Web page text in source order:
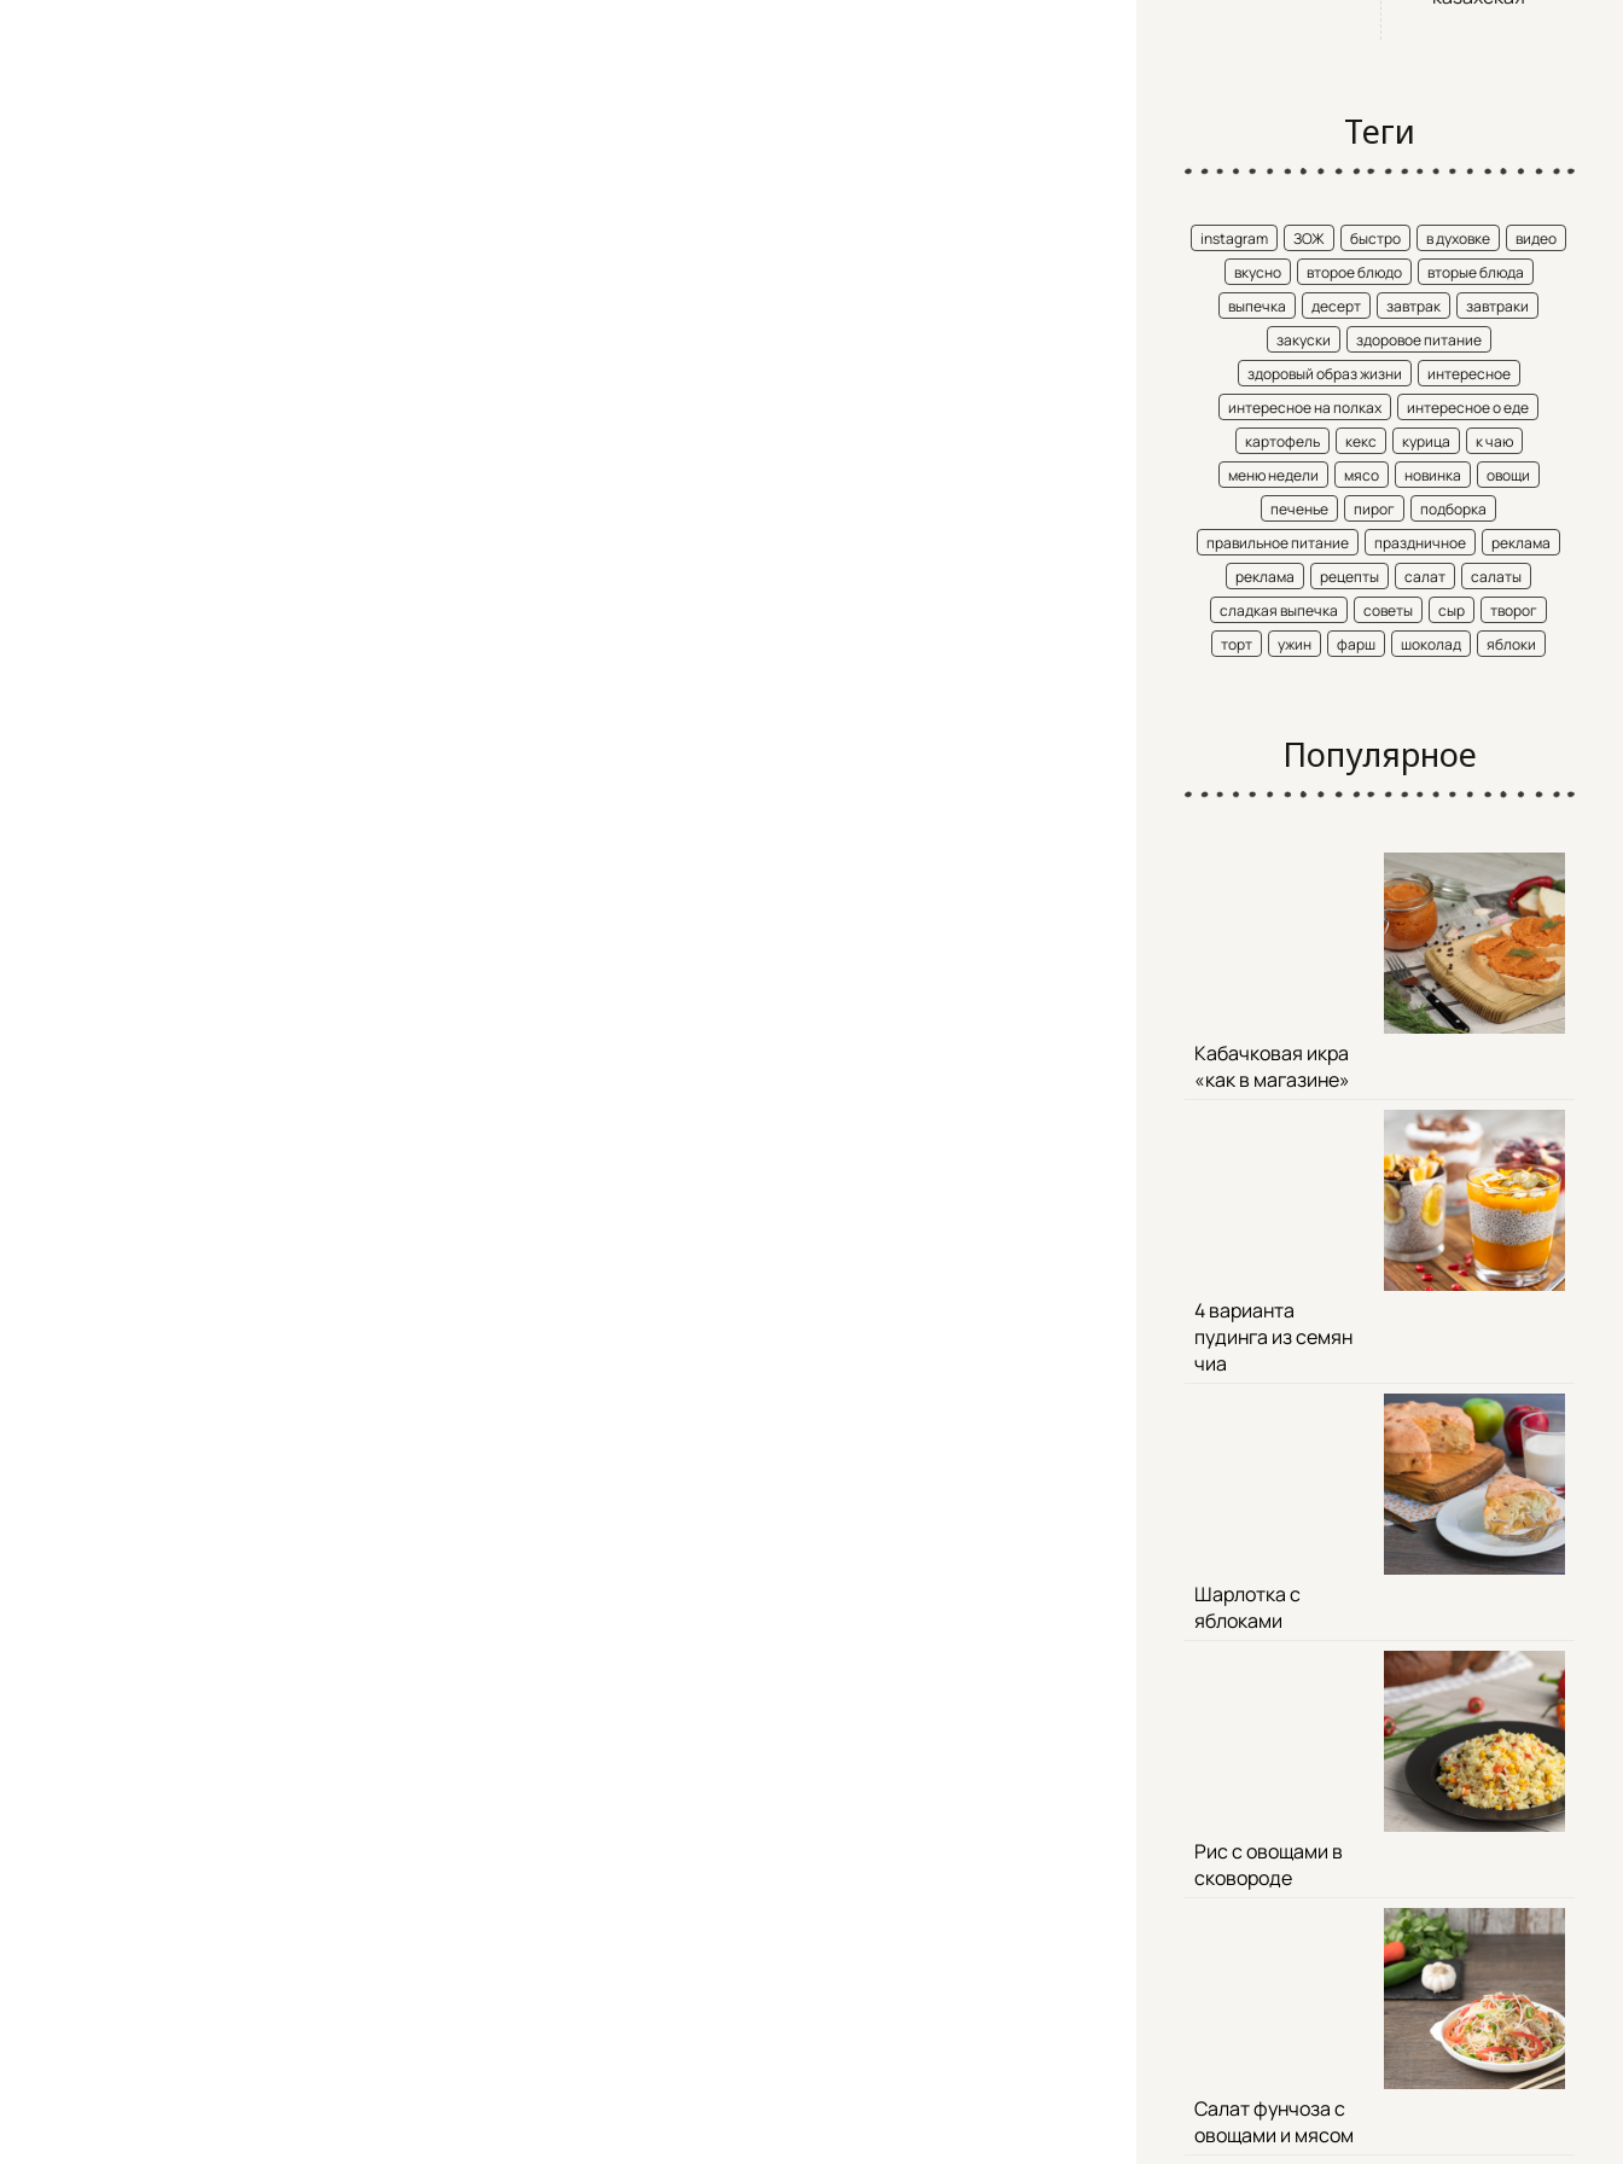
Теги
instagram ЗОЖ быстро в духовке
видео
вкусно
второе блюдо
вторые блюда
выпечка
десерт завтрак
завтраки
закуски
здоровое питание
здоровый образ жизни
интересное
интересное на полках
интересное о еде
картофель
кекс курица
к чаю
меню недели
мясо новинка
овощи
печенье
пирог
подборка
правильное питание
праздничное
реклама
реклама
рецепты салат
салаты
сладкая выпечка
советы сыр
творог
торт
ужин фарш шоколад яблоки
Популярное
Кабачковая икра
«как в магазине»
4 варианта
пудинга из семян
чиа
Шарлотка с
яблоками
Рис с овощами в
сковороде
Салат фунчоза с
овощами и мясом